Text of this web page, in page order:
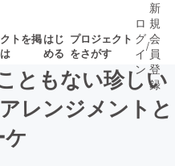
トを掲はじ
める
プロジェクト
をさがす
募集終了が近いプ
ロ
グ
イ
ン
/
新
規
会
員
登
録
ともない珍しい
レンジメントと